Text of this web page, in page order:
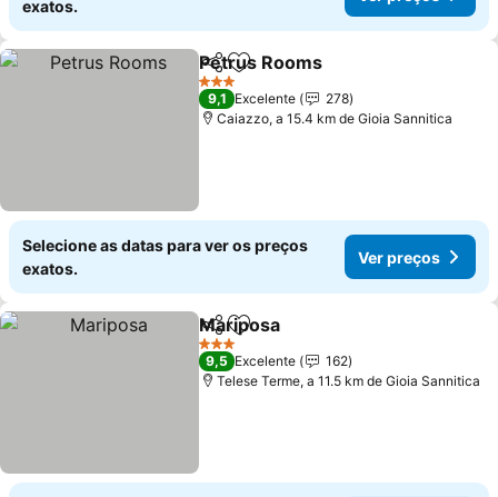
exatos.
PartilharAdicionar aos favoritos
Petrus Rooms
3 Estrelas
9,1 Excelente
278
Caiazzo, a 15.4 km de Gioia Sannitica
Selecione as datas para ver os preços
exatos.
Ver preços
PartilharAdicionar aos favoritos
Mariposa
3 Estrelas
9,5 Excelente
162
Telese Terme, a 11.5 km de Gioia Sannitica